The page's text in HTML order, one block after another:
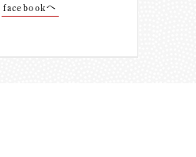
facebookへ